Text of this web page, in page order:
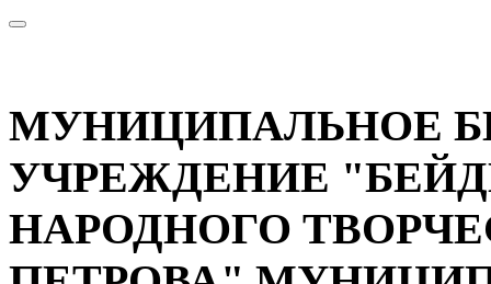
МУНИЦИПАЛЬНОЕ
УЧРЕЖДЕНИЕ
НАРОДНОГО